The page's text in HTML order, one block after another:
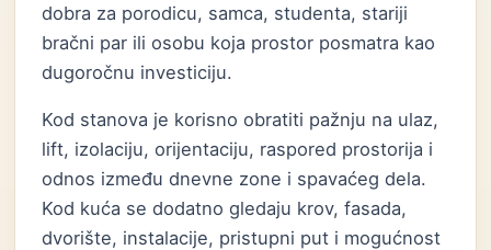
dobra za porodicu, samca, studenta, stariji
bračni par ili osobu koja prostor posmatra kao
dugoročnu investiciju.
Kod stanova je korisno obratiti pažnju na ulaz,
lift, izolaciju, orijentaciju, raspored prostorija i
odnos između dnevne zone i spavaćeg dela.
Kod kuća se dodatno gledaju krov, fasada,
dvorište, instalacije, pristupni put i mogućnost